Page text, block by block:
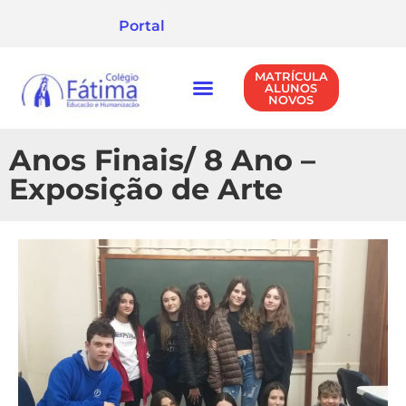
Portal
MATRÍCULA
ALUNOS
NOVOS
Anos Finais/ 8 Ano –
Exposição de Arte